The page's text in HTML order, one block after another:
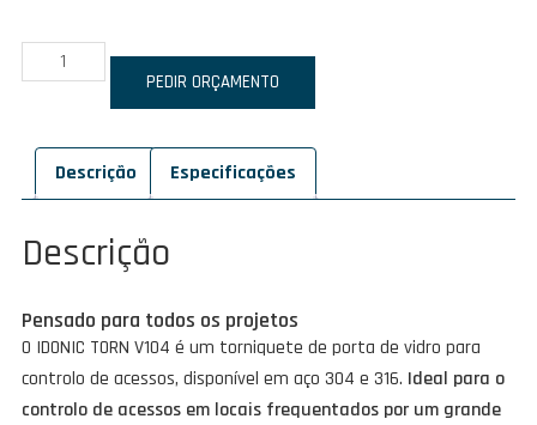
Quantidade
de
TORN
PEDIR ORÇAMENTO
Descrição Especificações
Descrição
Pensado para todos os projetos
O IDONIC TORN V104 é um torniquete de porta de vidro para
controlo de acessos, disponível em aço 304 e 316. Ideal para o
controlo de acessos em locais frequentados por um grande